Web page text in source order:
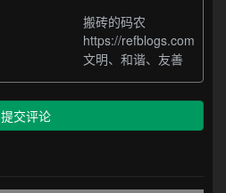
搬砖的码农
https://refblogs.com
文明、和谐、友善
提交评论